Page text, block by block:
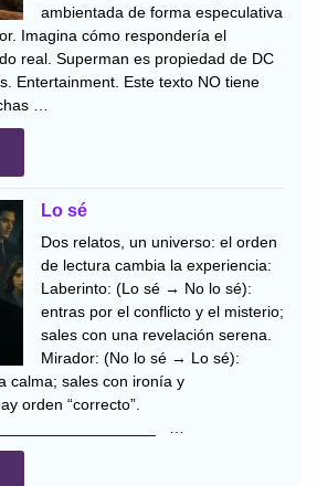
ambientada de forma especulativa
Imagina cómo respondería el
real. Superman es propiedad de DC
Entertainment. Este texto NO tiene
…
Lo sé
Dos relatos, un universo: el orden
de lectura cambia la experiencia:
Laberinto: (Lo sé → No lo sé):
entras por el conflicto y el misterio;
sales con una revelación serena.
Mirador: (No lo sé → Lo sé):
calma; sales con ironía y
orden “correcto”.
…